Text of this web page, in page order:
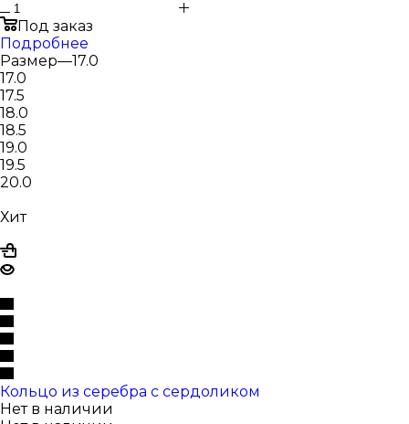
Под заказ
Подробнее
Размер—17.0
17.0
17.5
18.0
18.5
19.0
19.5
20.0
Хит
Кольцо из серебра с сердоликом
Нет в наличии